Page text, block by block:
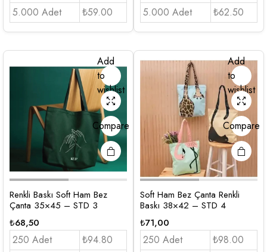
5.000 Adet
₺59.00
5.000 Adet
₺62.50
Add
to
wishlist
Compare
Renkli Baskı Soft Ham Bez
Çanta 35×45 – STD 3
₺68,50
250 Adet
₺94.80
Add
to
wishlist
Compare
Soft Ham Bez Çanta Renkli
Baskı 38×42 – STD 4
₺71,00
250 Adet
₺98.00